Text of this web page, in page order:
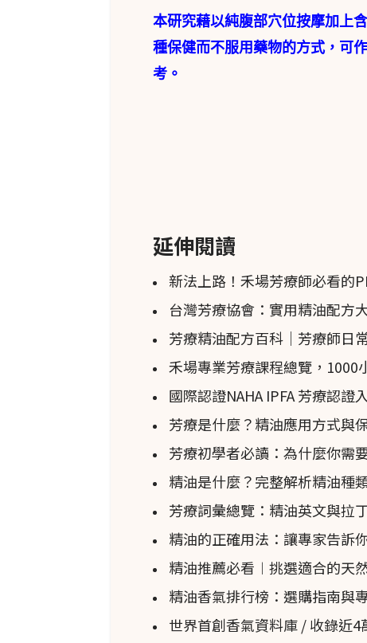
本研究藉以純腹部穴位按摩加上含
種保健而不服用藥物的方式，可
考。
延伸閱讀
新法上路！禾場芳療師必看的
台灣芳療協會：實用精油配方
芳療精油配方百科｜芳療師日
禾場專業芳療課程總覽，1000
國際認證NAHA IPFA 芳療認證
芳療是什麼？精油應用方式與
芳療初學者必讀：為什麼你需
精油是什麼？完整解析精油種
芳療詞彙總覽：精油英文與拉
精油的正確用法：讓專家告訴
精油推薦必看︱挑選適合的天
精油香氣排行榜：選購指南與
世界首創香氣資料庫 / 收錄近